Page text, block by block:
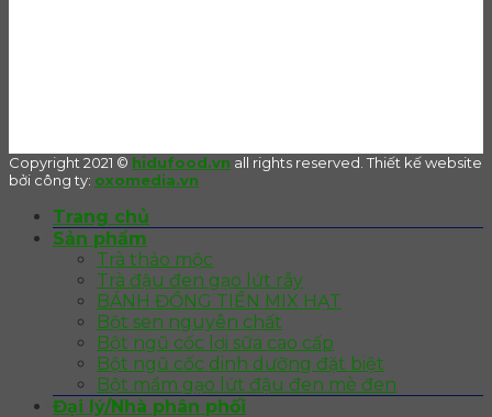
Copyright 2021 © hidufood.vn all rights reserved. Thiết kế website
bởi công ty: oxomedia.vn
Trang chủ
Sản phẩm
Trà thảo mộc
Trà đậu đen gạo lứt rẫy
BÁNH ĐỒNG TIỀN MIX HẠT
Bột sen nguyên chất
Bột ngũ cốc lợi sữa cao cấp
Bột ngũ cốc dinh dưỡng đặt biệt
Bột mầm gạo lứt đậu đen mè đen
Đại lý/Nhà phân phối